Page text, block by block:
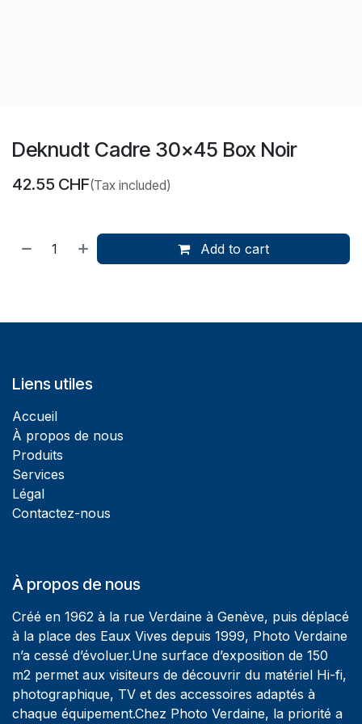
Deknudt Cadre 30x45 Box Noir
42.55 CHF(Tax included)
Add to cart
Liens utiles
Accueil
À propos de nous
Produits
Services
Légal
Contactez-nous
À propos de nous
Créé en 1962 à la rue Verdaine à Genève, puis déplacé
à la place des Eaux Vives depuis 1999, Photo Verdaine
n’a cessé d’évoluer.Une surface d’exposition de 150
m2 permet aux visiteurs de découvrir du matériel Hi-fi,
photographique, TV et des accessoires adaptés à
chaque équipement.Chez Photo Verdaine, la priorité a